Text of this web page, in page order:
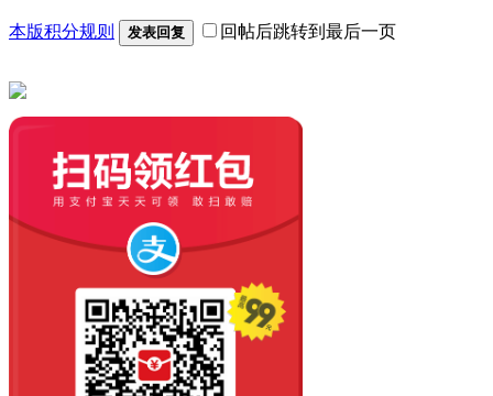
本版积分规则 发表回复 回帖后跳转到最后一页